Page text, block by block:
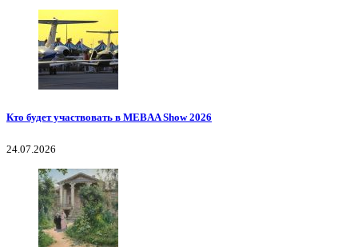
Кто будет участвовать в MEBAA Show 2026
24.07.2026